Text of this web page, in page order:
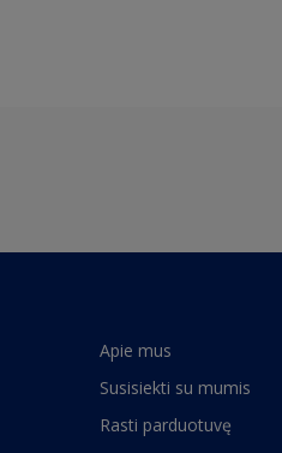
Apie mus
Susisiekti su mumis
Rasti parduotuvę